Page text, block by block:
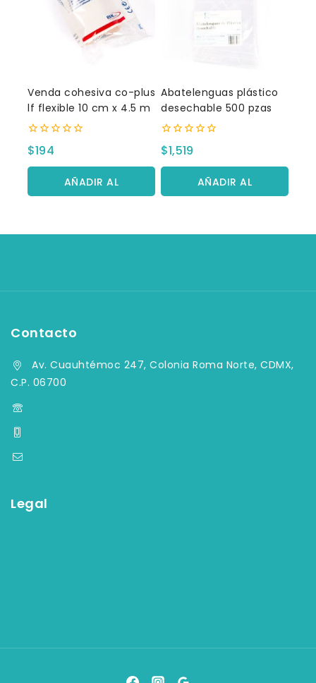
Venda cohesiva co-plus
lf flexible 10 cm x 4.5 m
0
fuera
de
$194
AÑADIR AL
CARRITO
Abatelenguas plástico
desechable 500 pzas
0
fuera
de
$1,519
AÑADIR AL
CARRITO
Contacto
Av. Cuauhtémoc 247, Colonia Roma Norte, CDMX,
C.P. 06700
Legal